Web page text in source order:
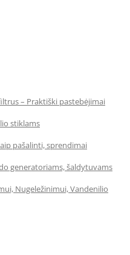
– Praktiški pastebėjimai
stiklams
pašalinti, sprendimai
generatoriams, šaldytuvams
Nugeležinimui, Vandenilio